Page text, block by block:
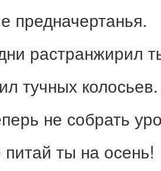
предначертанья.
растранжирил
тучных колосьев.
не собрать
ты на осень!